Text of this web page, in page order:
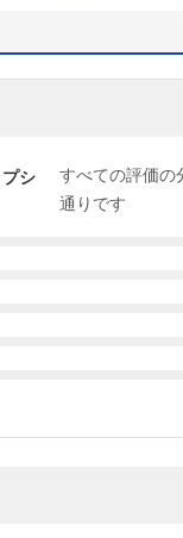
シ
すべての評価の
通りです